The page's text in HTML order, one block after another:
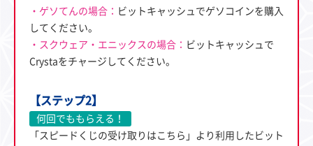
・ゲソてんの場合： ビットキャッシュでゲソコインを購入
してください。
・スクウェア・エニックスの場合： ビットキャッシュで
Crystaをチャージしてください。
【ステップ2】
何回でももらえる！
「スピードくじの受け取りはこちら」より利用したビット